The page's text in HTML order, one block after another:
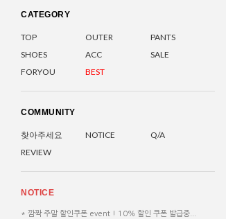
CATEGORY
TOP OUTER
PANTS
SHOES
ACC
SALE
FORYOU
BEST
COMMUNITY
찾아주세요 NOTICE
Q/A
REVIEW
NOTICE
* 깜짝 주말 할인쿠폰 event ! 10% 할인 쿠폰 발급중...